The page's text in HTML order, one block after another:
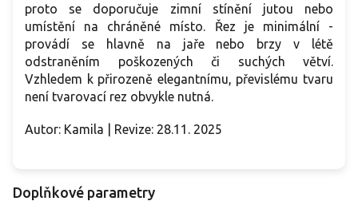
proto se doporučuje zimní stínění jutou nebo
umístění na chráněné místo. Řez je minimální -
provádí se hlavně na jaře nebo brzy v létě
odstraněním poškozených či suchých větví.
Vzhledem k přirozeně elegantnímu, převislému tvaru
není tvarovací rez obvykle nutná.
Autor: Kamila | Revize: 28.11. 2025
Doplňkové parametry